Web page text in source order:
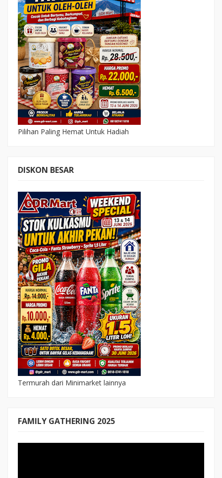
Pilihan Paling Hemat Untuk Hadiah
DISKON BESAR
Termurah dari Minimarket lainnya
FAMILY GATHERING 2025